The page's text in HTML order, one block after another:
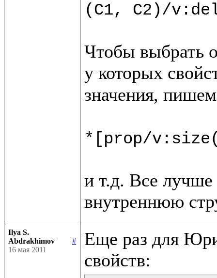
(C1, C2)/
Чтобы выбрать
у которых
значения, пишем
*[prop/
и т.д. Все лучше
Ilya S.
Abdrakhimov
#
16 мая 2011
Еще раз для